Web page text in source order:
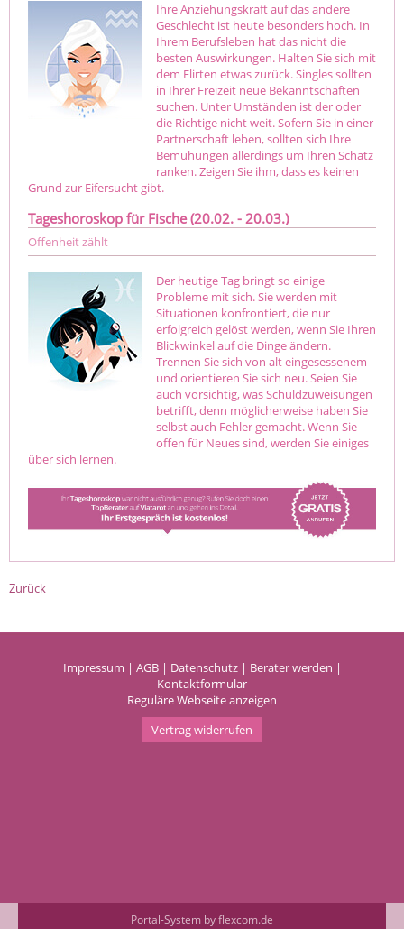
Ihre Anziehungskraft auf das andere
Geschlecht ist heute besonders hoch. In
Ihrem Berufsleben hat das nicht die
besten Auswirkungen. Halten Sie sich mit
dem Flirten etwas zurück. Singles sollten
in Ihrer Freizeit neue Bekanntschaften
suchen. Unter Umständen ist der oder
die Richtige nicht weit. Sofern Sie in einer
Partnerschaft leben, sollten sich Ihre
Bemühungen allerdings um Ihren Schatz
ranken. Zeigen Sie ihm, dass es keinen
Grund zur Eifersucht gibt.
Tageshoroskop für Fische (20.02. - 20.03.)
Offenheit zählt
Der heutige Tag bringt so einige
Probleme mit sich. Sie werden mit
Situationen konfrontiert, die nur
erfolgreich gelöst werden, wenn Sie Ihren
Blickwinkel auf die Dinge ändern.
Trennen Sie sich von alt eingesessenem
und orientieren Sie sich neu. Seien Sie
auch vorsichtig, was Schuldzuweisungen
betrifft, denn möglicherweise haben Sie
selbst auch Fehler gemacht. Wenn Sie
offen für Neues sind, werden Sie einiges
über sich lernen.
Zurück
Impressum | AGB| Datenschutz| Berater werden |
Kontaktformular
Reguläre Webseite anzeigen
Vertrag widerrufen
Portal-System by flexcom.de